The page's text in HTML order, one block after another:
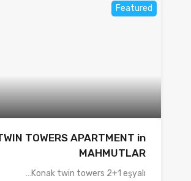
Featured
TOWERS APARTMENT in
MAHMUTLAR
Konak twin towers 2+1 eşyalı…